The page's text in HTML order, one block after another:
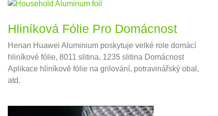
Hliníková Fólie Pro Domácnost
Henan Huawei Aluminium poskytuje velké role domácí
hliníkové fólie, 8011 slitina, 1235 slitina Domácnost
Aplikace hliníkové fólie na grilování, potravinářský obal,
atd.